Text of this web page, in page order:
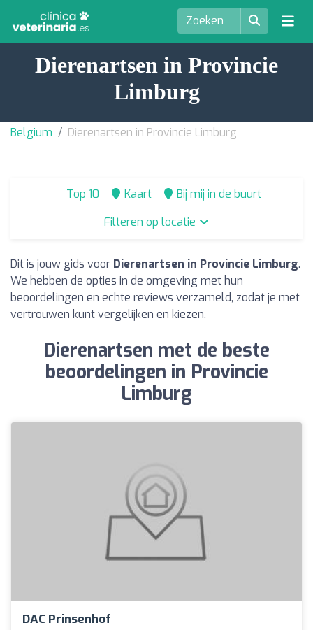
Dierenartsen in Provincie
Limburg
Belgium Dierenartsen in Provincie Limburg
Top 10 Kaart
Bij mij in de buurt
Filteren op locatie
Dit is jouw gids voor Dierenartsen in Provincie Limburg.
We hebben de opties in de omgeving met hun
beoordelingen en echte reviews verzameld, zodat je met
vertrouwen kunt vergelijken en kiezen.
Dierenartsen met de beste
beoordelingen in Provincie
Limburg
DAC Prinsenhof